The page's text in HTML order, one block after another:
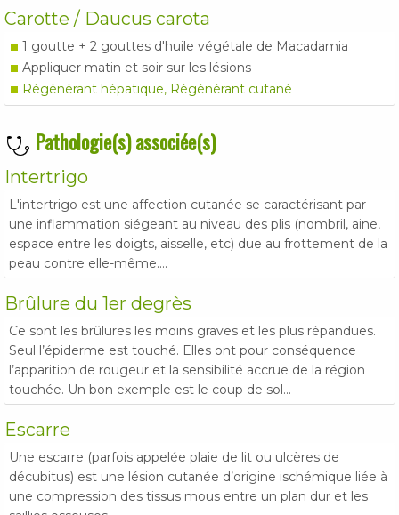
Carotte / Daucus carota
1 goutte + 2 gouttes d'huile végétale de Macadamia
Appliquer matin et soir sur les lésions
Régénérant hépatique, Régénérant cutané
Pathologie(s) associée(s)
Intertrigo
L'intertrigo est une affection cutanée se caractérisant par
une inflammation siégeant au niveau des plis (nombril, aine,
espace entre les doigts, aisselle, etc) due au frottement de la
peau contre elle-même....
Brûlure du 1er degrès
Ce sont les brûlures les moins graves et les plus répandues.
Seul l’épiderme est touché. Elles ont pour conséquence
l’apparition de rougeur et la sensibilité accrue de la région
touchée. Un bon exemple est le coup de sol...
Escarre
Une escarre (parfois appelée plaie de lit ou ulcères de
décubitus) est une lésion cutanée d’origine ischémique liée à
une compression des tissus mous entre un plan dur et les